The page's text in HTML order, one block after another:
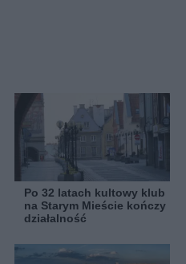
Po 32 latach kultowy klub
na Starym Mieście kończy
działalność